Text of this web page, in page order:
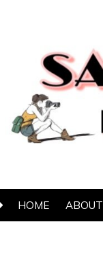
HOME